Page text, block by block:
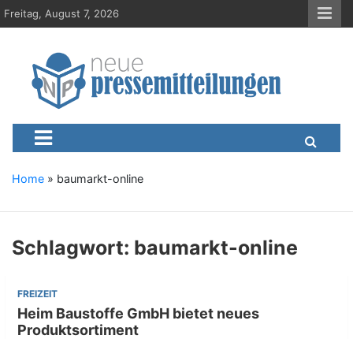
S
k
Freitag, August 7, 2026
Neue-
Presseportal, Nachrichten, News, Meldungen, Wirtschaft
Home » baumarkt-online
Schlagwort: baumarkt-online
FREIZEIT
Heim Baustoffe GmbH bietet neues
Produktsortiment